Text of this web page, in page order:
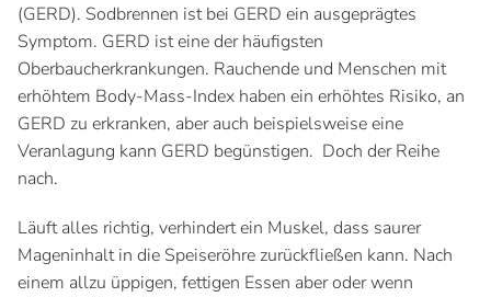
(GERD). Sodbrennen ist bei GERD ein ausgeprägtes
Symptom. GERD ist eine der häufigsten
Oberbaucherkrankungen. Rauchende und Menschen mit
erhöhtem Body-Mass-Index haben ein erhöhtes Risiko, an
GERD zu erkranken, aber auch beispielsweise eine
Veranlagung kann GERD begünstigen. Doch der Reihe
nach.
Läuft alles richtig, verhindert ein Muskel, dass saurer
Mageninhalt in die Speiseröhre zurückfließen kann. Nach
einem allzu üppigen, fettigen Essen aber oder wenn